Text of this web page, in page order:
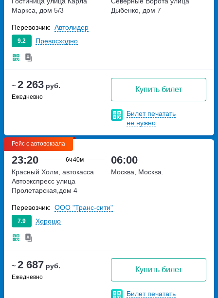
~ 2 263 руб.
Ежедневно
Купить билет
Билет печатать
не нужно
Маркса, дом 5/3
Дыбенко, дом 7
9.2 Превосходно
Перевозчик: Автолидер
Рейс с автовокзала
23:20 6ч40м 06:00
~ 2 687 руб.
Ежедневно
Купить билет
Билет печатать
Красный Холм, автокасса
Автоэкспресс улица
Пролетарская,дом 4
Москва, Москва.
7.9 Хорошо
Перевозчик: ООО "Транс-сити"